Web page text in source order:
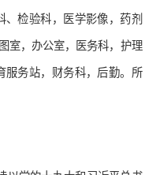
、检验科，医学影像，药剂
室，办公室，医务科，护理
服务站，财务科，后勤。所